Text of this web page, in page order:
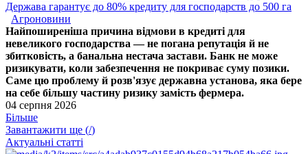
Держава гарантує до 80% кредиту для господарств до 500 га
Агроновини
Найпоширеніша причина відмови в кредиті для
невеликого господарства — не погана репутація й не
збитковість, а банальна нестача застави. Банк не може
ризикувати, коли забезпечення не покриває суму позики.
Саме цю проблему й розв'язує державна установа, яка бере
на себе більшу частину ризику замість фермера.
04 серпня 2026
Більше
Завантажити ще (/)
Актуальні статті